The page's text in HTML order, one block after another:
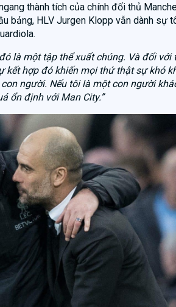
thành tích của chính đối thủ
bảng, HLV Jurgen Klopp vẫn dành sự
là một tập thể xuất chúng. Và đối với
kết hợp đó khiến mọi thứ thật sự khó
người. Nếu tôi là một con người
ổn định với Man City.”